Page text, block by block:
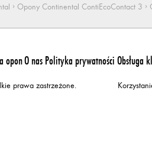
› Opony Continental ContiEcoContact 3 ›
oponO nas Polityka prywatności Obsługa
prawa zastrzeżone.